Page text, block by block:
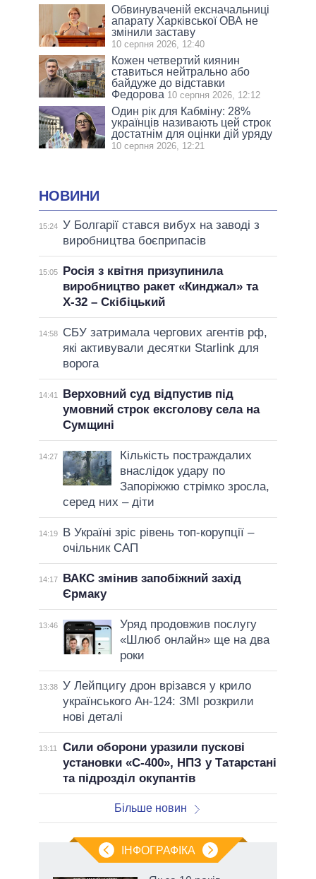
Обвинуваченій ексначальниці
апарату Харківської ОВА не
змінили заставу
10 серпня 2026, 12:40
Кожен четвертий киянин
ставиться нейтрально або
байдуже до відставки
Федорова 10 серпня 2026, 12:12
Один рік для Кабміну: 28%
українців називають цей строк
достатнім для оцінки дій уряду
10 серпня 2026, 12:21
НОВИНИ
15:24 У Болгарії стався вибух на заводі з
виробництва боєприпасів
15:05
Росія з квітня призупинила
виробництво ракет «Кинджал» та
Х-32 – Скібіцький
14:58
СБУ затримала чергових агентів рф,
які активували десятки Starlink для
ворога
14:41
Верховний суд відпустив під
умовний строк ексголову села на
Сумщині
14:27
Кількість постраждалих
внаслідок удару по
Запоріжжю стрімко зросла,
серед них – діти
14:19
В Україні зріс рівень топ-корупції –
очільник САП
14:17
ВАКС змінив запобіжний захід
Єрмаку
13:46
Уряд продовжив послугу
«Шлюб онлайн» ще на два
роки
13:38 У Лейпцигу дрон врізався у крило
українського Ан-124: ЗМІ розкрили
нові деталі
13:11
Сили оборони уразили пускові
установки «С-400», НПЗ у Татарстані
та підрозділ окупантів
Більше новин
ІНФОГРАФІКА